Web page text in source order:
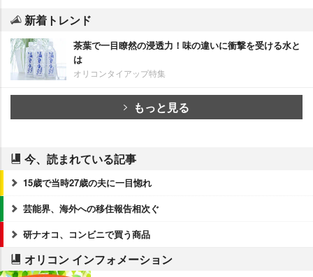
新着トレンド
茶葉で一目瞭然の浸透力！味の違いに衝撃を受ける水と
は
オリコンタイアップ特集
もっと見る
今、読まれている記事
15歳で当時27歳の夫に一目惚れ
芸能界、海外への移住報告相次ぐ
研ナオコ、コンビニで買う商品
オリコン インフォメーション